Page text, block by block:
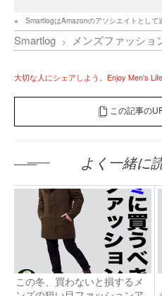
SmartlogはAmazonのアソシエイトとして
Smartlog メンズファッショ
大切な人にシェアしよう。Enjoy Men’s
この記事の
よく一緒に
この冬、買わないと損するメ